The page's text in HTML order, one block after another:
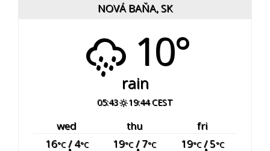
NOVÁ BAŇA, SK
10°
rain
05:43 19:44 CEST
wed thu
fri
16°C/ 4°C 19°C/ 7°C 19°C/ 5°C